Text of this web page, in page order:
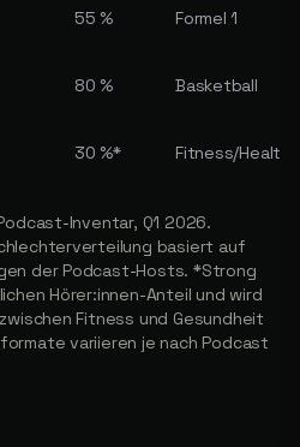
55 % Formel 1
80 % Basketball
30 %* Fitness/Health
Inventar, Q1 2026.
basiert auf
der Podcast-Hosts. *Strong
Hörer:innen-Anteil und wird
Fitness und Gesundheit
variieren je nach Podcast